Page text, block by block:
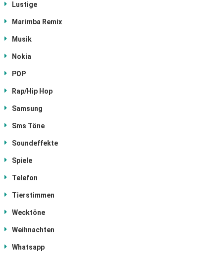
Lustige
Marimba Remix
Musik
Nokia
POP
Rap/Hip Hop
Samsung
Sms Töne
Soundeffekte
Spiele
Telefon
Tierstimmen
Wecktöne
Weihnachten
Whatsapp